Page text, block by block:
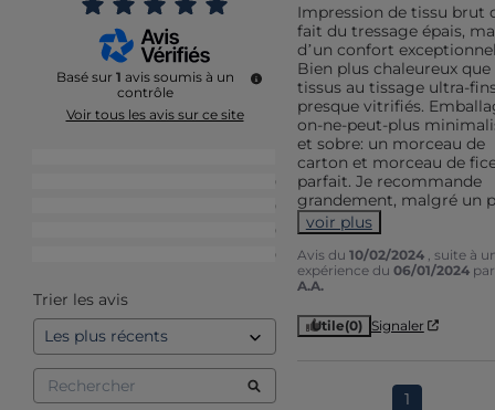
Basé sur 1 avis soumis à un
contrôle
Voir tous les avis sur ce site
0
0
0
0
Trier les avis
Impression de tissu brut
fait du tressage épais,
d’un confort
Bien plus chaleureux que
tissus au tissage ultra-
presque vitrifiés.
on-ne-peut-plus
et sobre: un morceau de
carton et morceau de
parfait. Je recommande
grandement, malgré un p
voir plus
Avis du 10/02/2024
, suite à
expérience du 06/01/2024 par
A.A.
Utile(0) Signaler
1